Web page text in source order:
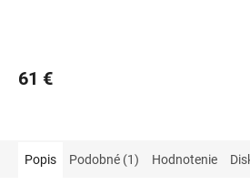
61 €
Popis Podobné (1) Hodnotenie